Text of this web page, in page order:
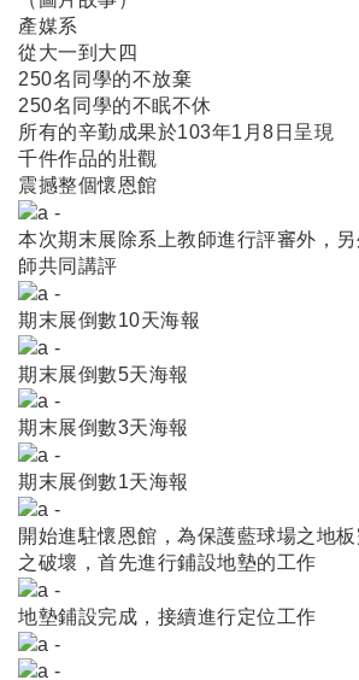
產媒系
從大一到大四
250名同學的不放棄
250名同學的不眠不休
所有的辛勤成果於103年1月8日呈現
千件作品的壯觀
震撼整個懷恩館
本次期末展除系上教師進行評審外，
師共同講評
期末展倒數10天海報
期末展倒數5天海報
期末展倒數3天海報
期末展倒數1天海報
開始進駐懷恩館，為保護藍球場之地
之破壞，首先進行鋪設地墊的工作
地墊鋪設完成，接續進行定位工作